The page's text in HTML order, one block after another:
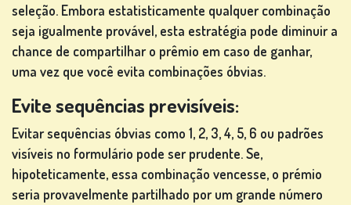
seleção. Embora estatisticamente qualquer combinação
seja igualmente provável, esta estratégia pode diminuir a
chance de compartilhar o prêmio em caso de ganhar,
uma vez que você evita combinações óbvias.
Evite sequências previsíveis:
Evitar sequências óbvias como 1, 2, 3, 4, 5, 6 ou padrões
visíveis no formulário pode ser prudente. Se,
hipoteticamente, essa combinação vencesse, o prémio
seria provavelmente partilhado por um grande número